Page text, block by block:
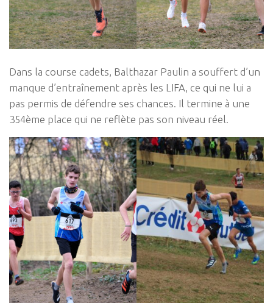
Dans la course cadets, Balthazar Paulin a souffert d’un
manque d’entraînement après les LIFA, ce qui ne lui a
pas permis de défendre ses chances. Il termine à une
354ème place qui ne reflète pas son niveau réel.